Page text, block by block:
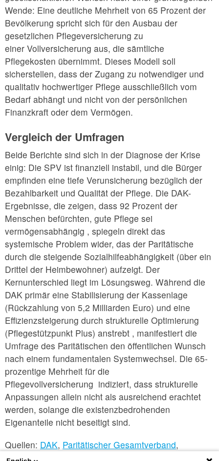
Wende: Eine deutliche Mehrheit von 65 Prozent der
Bevölkerung spricht sich für den Ausbau der
gesetzlichen Pflegeversicherung zu
einer Vollversicherung aus, die sämtliche
Pflegekosten übernimmt. Dieses Modell soll
sicherstellen, dass der Zugang zu notwendiger und
qualitativ hochwertiger Pflege ausschließlich vom
Bedarf abhängt und nicht von der persönlichen
Finanzkraft oder dem Vermögen.
Vergleich der Umfragen
Beide Berichte sind sich in der Diagnose der Krise
einig: Die SPV ist finanziell instabil, und die Bürger
empfinden eine tiefe Verunsicherung bezüglich der
Bezahlbarkeit und Qualität der Pflege. Die DAK-
Ergebnisse, die zeigen, dass 92 Prozent der
Menschen befürchten, gute Pflege sei
vermögensabhängig , spiegeln direkt das
systemische Problem wider, das der Paritätische
durch die steigende Sozialhilfeabhängigkeit (über ein
Drittel der Heimbewohner) aufzeigt. Der
Kernunterschied liegt im Lösungsweg. Während die
DAK primär eine Stabilisierung der Kassenlage
(Rückzahlung von 5,2 Milliarden Euro) und eine
Effizienzsteigerung durch strukturelle Optimierung
(Pflegestützpunkt Plus) anstrebt , manifestiert die
Umfrage des Paritätischen den öffentlichen Wunsch
nach einem fundamentalen Systemwechsel. Die 65-
prozentige Mehrheit für die
Pflegevollversicherung indiziert, dass strukturelle
Anpassungen allein nicht als ausreichend erachtet
werden, solange die existenzbedrohenden
Eigenanteile nicht beseitigt sind.
Quellen: DAK, Paritätischer Gesamtverband,
Tagesspiegel-Background